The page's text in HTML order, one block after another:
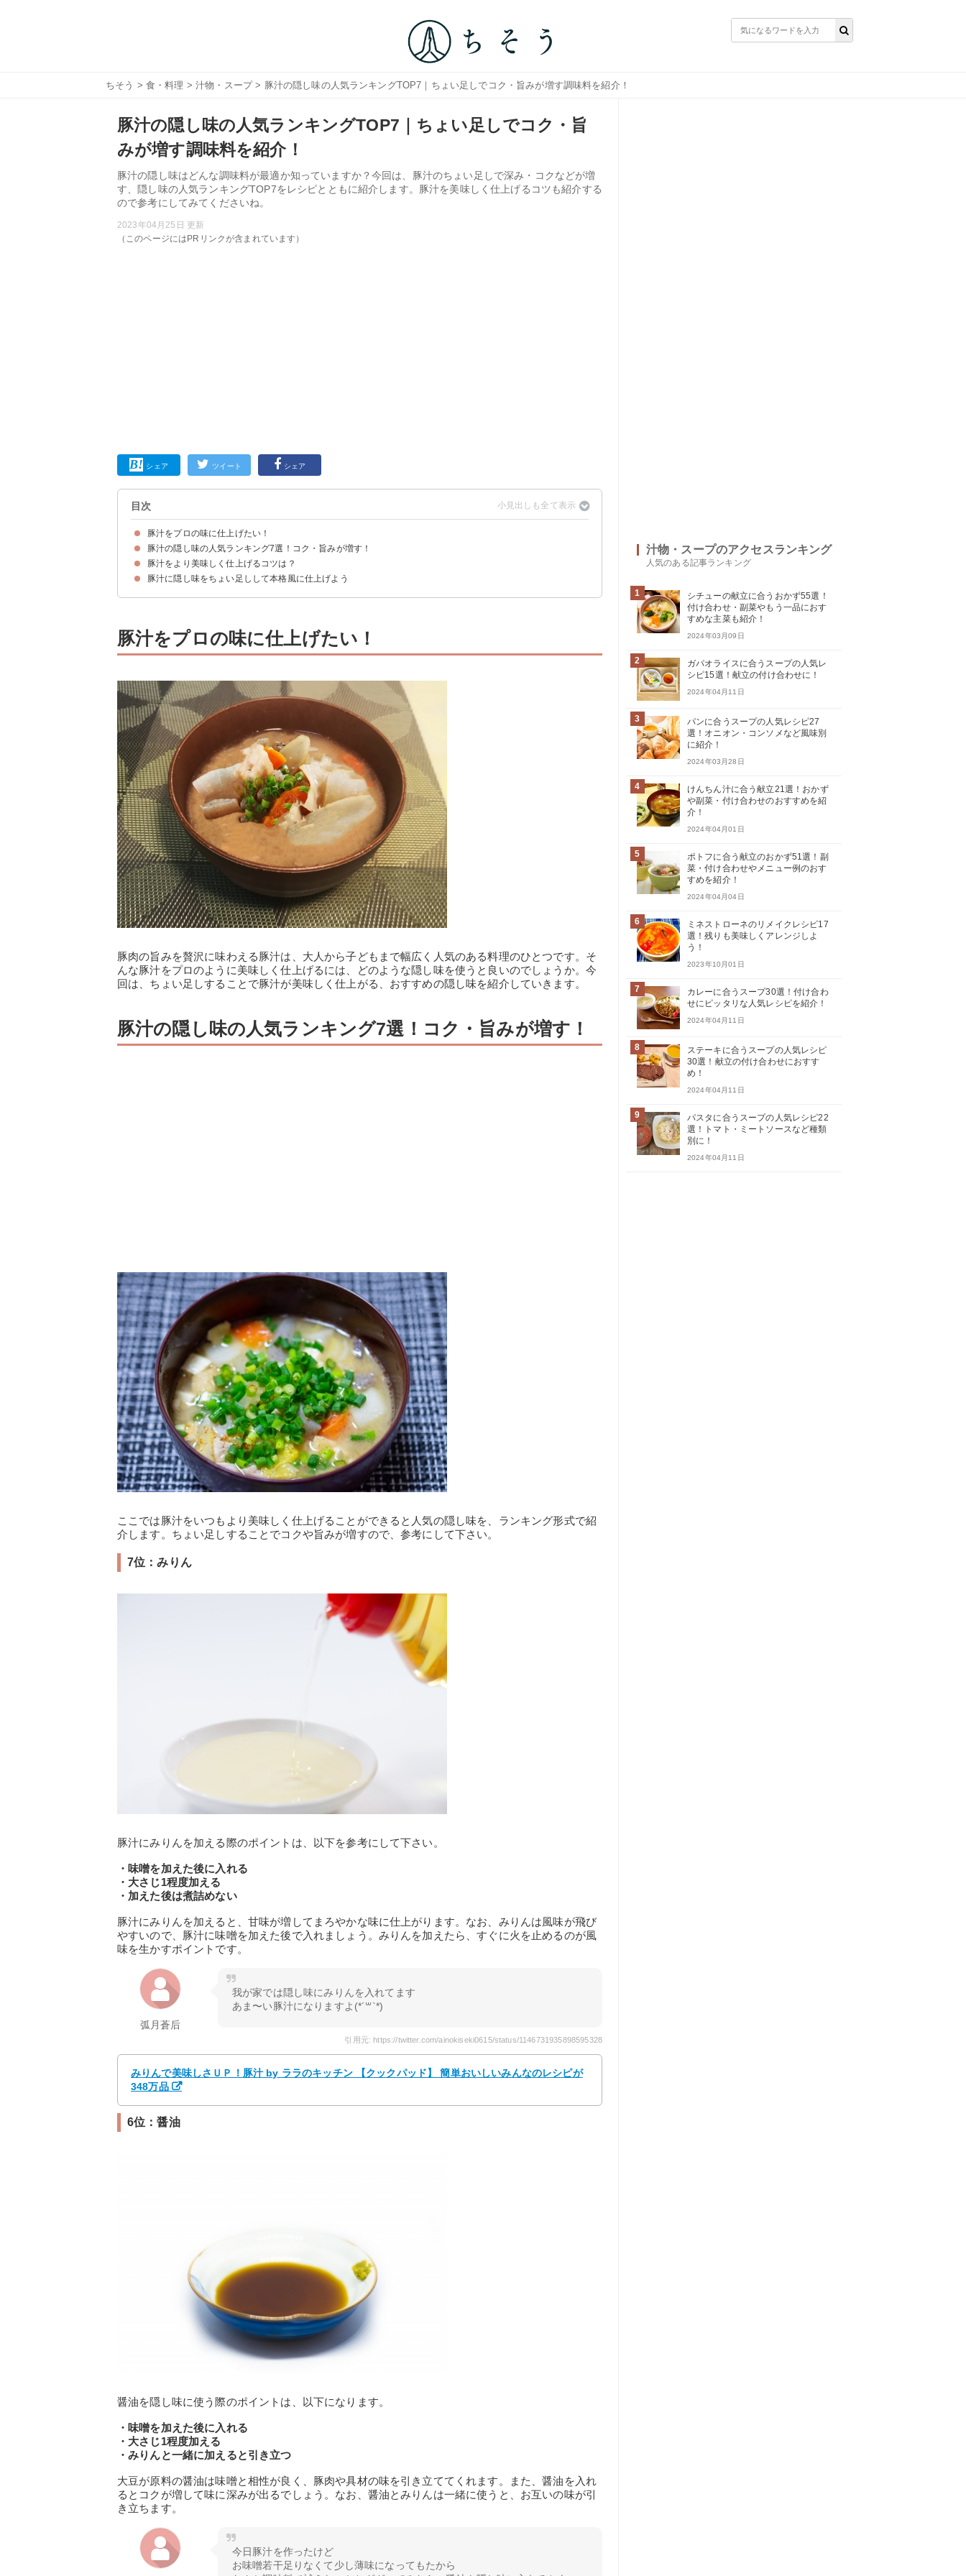
ちそう > 食・料理 >汁物・スープ> 豚汁の隠し味の人気ランキングTOP7｜ちょい足しでコク・旨みが増す調味料を紹介！
豚汁の隠し味の人気ランキングTOP7｜ちょい足しでコク・旨
みが増す調味料を紹介！
豚汁の隠し味はどんな調味料が最適か知っていますか？今回は、豚汁のちょい足しで深み・コクなどが増
す、隠し味の人気ランキングTOP7をレシピとともに紹介します。豚汁を美味しく仕上げるコツも紹介する
ので参考にしてみてくださいね。
2023年04月25日 更新
（このページにはPRリンクが含まれています）
シェア ツイート シェア
目次
豚汁をプロの味に仕上げたい！
豚汁の隠し味の人気ランキング7選！コク・旨みが増す！
7位：みりん
6位：醤油
5位：オイスターソース
4位：バター
3位：ごま油
2位：しょうが
1位：にんにく
豚汁をより美味しく仕上げるコツは？
きのこや白菜を入れる
こんにゃくは手でちぎる
具材の大きさを揃える
豚汁に隠し味をちょい足しして本格風に仕上げよう
豚汁をプロの味に仕上げたい！
豚肉の旨みを贅沢に味わえる豚汁は、大人から子どもまで幅広く人気のある料理のひとつです。そ
んな豚汁をプロのように美味しく仕上げるには、どのような隠し味を使うと良いのでしょうか。今
回は、ちょい足しすることで豚汁が美味しく仕上がる、おすすめの隠し味を紹介していきます。
豚汁の隠し味の人気ランキング7選！コク・旨みが増す！
ここでは豚汁をいつもより美味しく仕上げることができると人気の隠し味を、ランキング形式で紹
介します。ちょい足しすることでコクや旨みが増すので、参考にして下さい。
7位：みりん
豚汁にみりんを加える際のポイントは、以下を参考にして下さい。
・味噌を加えた後に入れる
・大さじ1程度加える
・加えた後は煮詰めない
豚汁にみりんを加えると、甘味が増してまろやかな味に仕上がります。なお、みりんは風味が飛び
やすいので、豚汁に味噌を加えた後で入れましょう。みりんを加えたら、すぐに火を止めるのが風
味を生かすポイントです。
弧月蒼后
我が家では隠し味にみりんを入れてます
あま〜い豚汁になりますよ(*´꒳`*)
引用元: https://twitter.com/ainokiseki0615/status/1146731935898595328
みりんで美味しさＵＰ！豚汁 by ララのキッチン 【クックパッド】 簡単おいしいみんなのレシピが
348万品
6位：醤油
醤油を隠し味に使う際のポイントは、以下になります。
・味噌を加えた後に入れる
・大さじ1程度加える
・みりんと一緒に加えると引き立つ
大豆が原料の醤油は味噌と相性が良く、豚肉や具材の味を引き立ててくれます。また、醤油を入れ
るとコクが増して味に深みが出るでしょう。なお、醤油とみりんは一緒に使うと、お互いの味が引
き立ちます。
今日豚汁を作ったけど
お味噌若干足りなくて少し薄味になってもたから
汁物・スープのアクセスランキング
人気のある記事ランキング
1
シチューの献立に合うおかず55選！
付け合わせ・副菜やもう一品におす
すめな主菜も紹介！
2024年03月09日
2
ガパオライスに合うスープの人気レ
シピ15選！献立の付け合わせに！
2024年04月11日
3
パンに合うスープの人気レシピ27
選！オニオン・コンソメなど風味別
に紹介！
2024年03月28日
4
けんちん汁に合う献立21選！おかず
や副菜・付け合わせのおすすめを紹
介！
2024年04月01日
5
ポトフに合う献立のおかず51選！副
菜・付け合わせやメニュー例のおす
すめを紹介！
2024年04月04日
6
ミネストローネのリメイクレシピ17
選！残りも美味しくアレンジしよ
う！
2023年10月01日
7
カレーに合うスープ30選！付け合わ
せにピッタリな人気レシピを紹介！
2024年04月11日
8
ステーキに合うスープの人気レシピ
30選！献立の付け合わせにおすす
め！
2024年04月11日
9
パスタに合うスープの人気レシピ22
選！トマト・ミートソースなど種類
別に！
2024年04月11日